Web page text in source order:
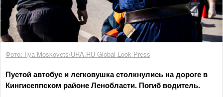
Фото: Ilya Moskovets/URA.RU Global Look Press
Пустой автобус и легковушка столкнулись на дороге в
Кингисеппском районе Ленобласти. Погиб водитель.